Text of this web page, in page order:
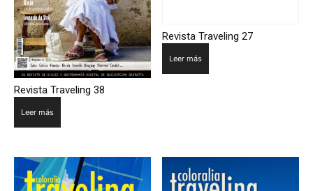
Revista Traveling 38
Leer más
Revista Traveling 27
Leer más